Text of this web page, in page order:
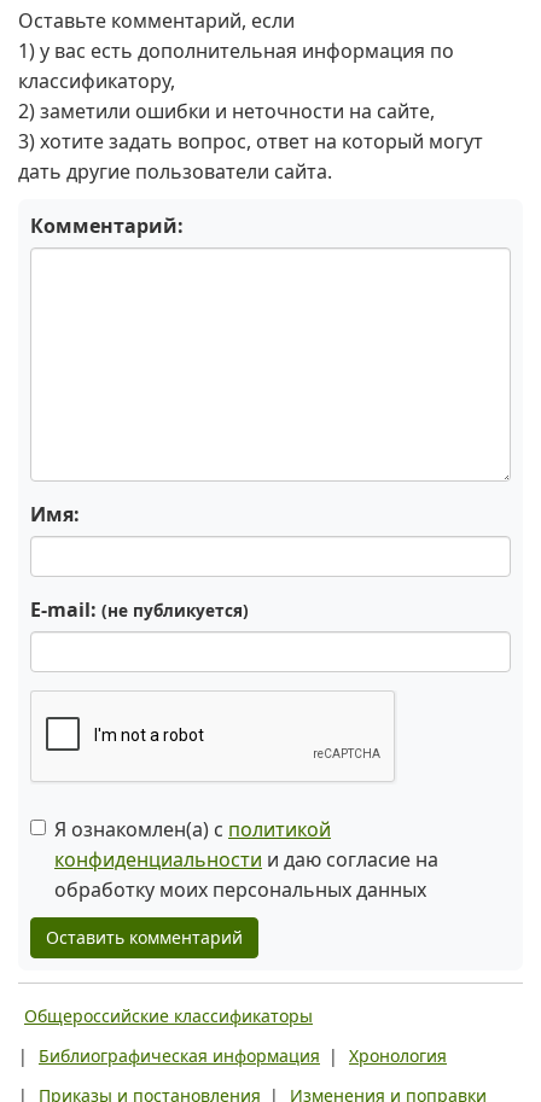
Оставьте комментарий, если
1) у вас есть дополнительная информация по
классификатору,
2) заметили ошибки и неточности на сайте,
3) хотите задать вопрос, ответ на который могут
дать другие пользователи сайта.
Комментарий:
Имя:
E-mail: (не публикуется)
Я ознакомлен(а) с политикой
конфиденциальности и даю согласие на
обработку моих персональных данных
Оставить комментарий
Общероссийские классификаторы
|
Библиографическая информация |
Хронология
|
Приказы и постановления | Изменения и поправки